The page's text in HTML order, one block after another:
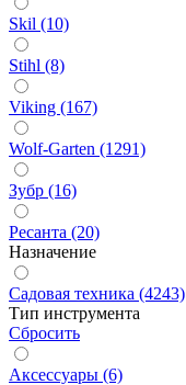
Skil (10)
Stihl (8)
Viking (167)
Wolf-Garten (1291)
Зубр (16)
Ресанта (20)
Назначение
Садовая техника (4243)
Тип инструмента
Сбросить
Аксессуары (6)